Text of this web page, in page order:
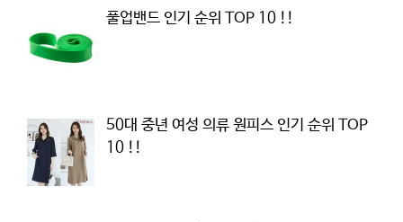
풀업밴드 인기 순위 TOP 10 !!
50대 중년 여성 의류 원피스 인기 순위 TOP
10 !!